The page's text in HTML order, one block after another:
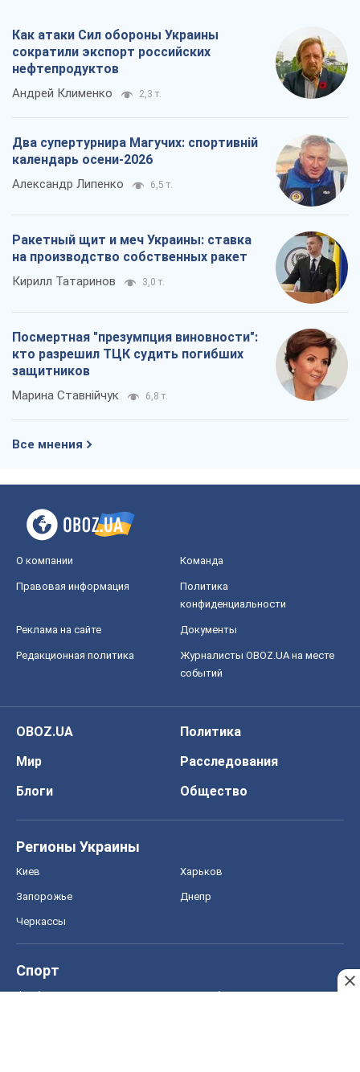
Как атаки Сил обороны Украины
сократили экспорт российских
нефтепродуктов
Андрей Клименко 2,3 т.
Два супертурнира Магучих: спортивній
календарь осени-2026
Александр Липенко 6,5 т.
Ракетный щит и меч Украины: ставка
на производство собственных ракет
Кирилл Татаринов 3,0 т.
Посмертная "презумпция виновности":
кто разрешил ТЦК судить погибших
защитников
Марина Ставнійчук 6,8 т.
Все мнения
О компании Команда
Правовая информация
Политика
конфиденциальности
Реклама на сайте Документы
Редакционная политика
Журналисты OBOZ.UA на месте
событий
OBOZ.UA
Политика
Мир
Расследования
Блоги
Общество
Регионы Украины
Киев Харьков
Запорожье Днепр
Черкассы
Спорт
Футбол Баскетбол